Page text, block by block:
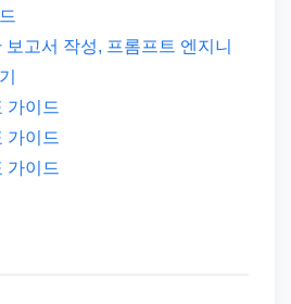
고서 작성, 프롬프트 엔지니
가이드
가이드
가이드